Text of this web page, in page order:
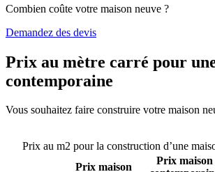
Combien coûte votre maison neuve ?
Demandez des devis
Prix au mètre carré pour
contemporaine
Vous souhaitez faire construire votre maison
Prix au m2 pour la construction d’une
Prix maison
Prix maison